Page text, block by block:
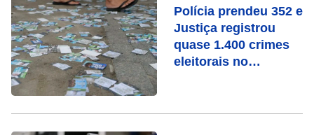
Polícia prendeu 352 e
Justiça registrou
quase 1.400 crimes
eleitorais no